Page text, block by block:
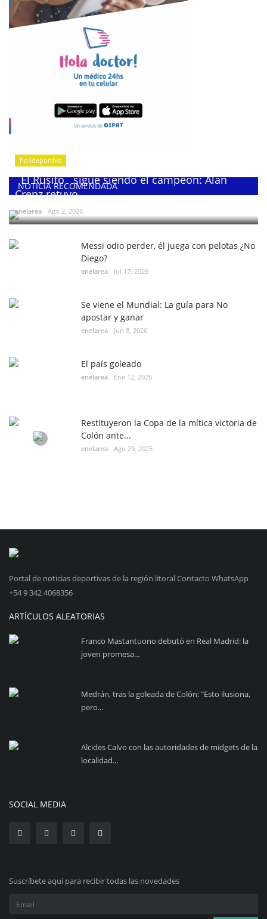
NOTICIA RECOMENDADA
Polideportivo
¨El Rusito¨ sigue siendo el campeón: Alan
Crenz retuvo...
enelarea Ago 2, 2026
Messi odio perder, él juega con pelotas ¿No
Diego?
enelarea Jul 17, 2026
Se viene el Mundial: La guía para No
apostar y ganar
enelarea Jun 8, 2026
El país goleado
enelarea Ene 12, 2026
Restituyeron la Copa de la mítica victoria de
Colón ante...
enelarea Ago 29, 2025
Portal de noticias deportivas de la región litoral Contacto WhatsApp
+54 9 342 4068356
ARTÍCULOS ALEATORIAS
Franco Mastantuono debutó en Real Madrid: la
joven promesa...
Medrán, tras la goleada de Colón: "Esto ilusiona,
pero...
Alcides Calvo con las autoridades de midgets de la
localidad...
SOCIAL MEDIA
Suscríbete aquí para recibir todas las novedades